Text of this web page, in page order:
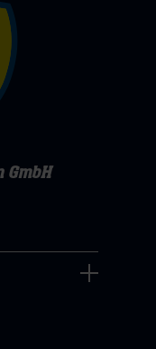
GmbH